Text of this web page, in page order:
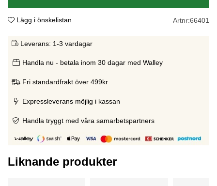
Lägg i önskelistan Artnr:66401
Leverans: 1-3 vardagar
Handla nu - betala inom 30 dagar med Walley
Fri standardfrakt över 499kr
Expressleverans möjlig i kassan
Handla tryggt med våra samarbetspartners
Liknande produkter